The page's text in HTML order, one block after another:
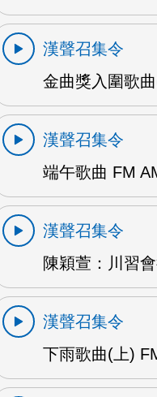
漢聲召集令
金曲獎入圍歌
漢聲召集令
端午歌曲 FM
漢聲召集令
陳穎萱：川習
漢聲召集令
下雨歌曲(上)